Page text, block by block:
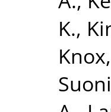
K.,